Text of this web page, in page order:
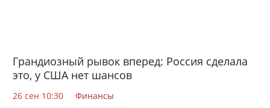
Грандиозный рывок вперед: Россия сделала
это, у США нет шансов
26 сен 10:30
Финансы